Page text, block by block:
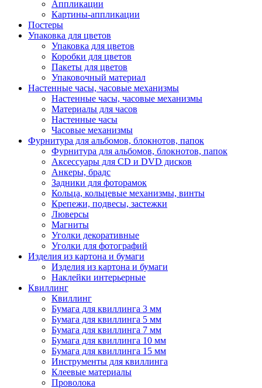
Аппликации
Картины-аппликации
Постеры
Упаковка для цветов
Упаковка для цветов
Коробки для цветов
Пакеты для цветов
Упаковочный материал
Настенные часы, часовые механизмы
Настенные часы, часовые механизмы
Материалы для часов
Настенные часы
Часовые механизмы
Фурнитура для альбомов, блокнотов, папок
Фурнитура для альбомов, блокнотов, папок
Аксессуары для CD и DVD дисков
Анкеры, брадс
Задники для фоторамок
Кольца, кольцевые механизмы, винты
Крепежи, подвесы, застежки
Люверсы
Магниты
Уголки декоративные
Уголки для фотографий
Изделия из картона и бумаги
Изделия из картона и бумаги
Наклейки интерьерные
Квиллинг
Квиллинг
Бумага для квиллинга 3 мм
Бумага для квиллинга 5 мм
Бумага для квиллинга 7 мм
Бумага для квиллинга 10 мм
Бумага для квиллинга 15 мм
Инструменты для квиллинга
Клеевые материалы
Проволока